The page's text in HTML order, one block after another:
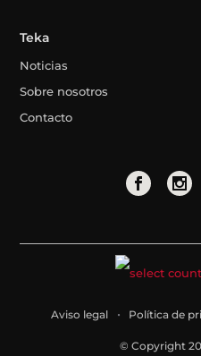
Teka
Noticias
Sobre nosotros
Contacto
Aviso legal Política de
© Copyright